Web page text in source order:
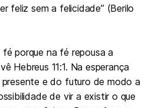
feliz sem a felicidade” (Berilo
porque na fé repousa a
Hebreus 11:1. Na esperança
e do futuro de modo a
de vir a existir o que